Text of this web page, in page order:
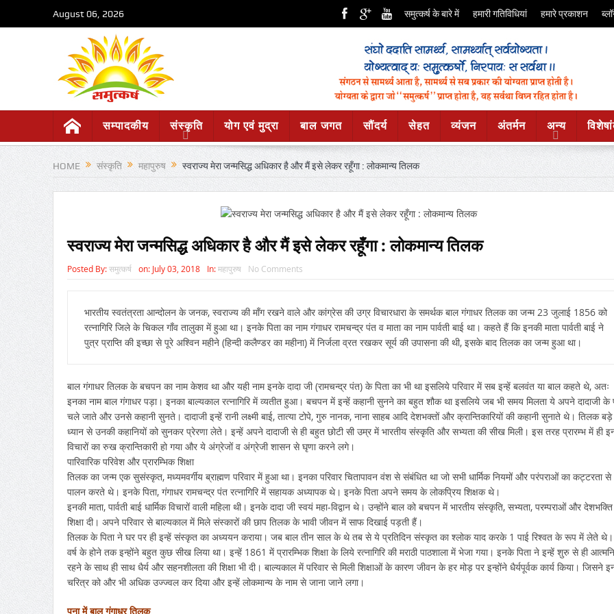
August 06, 2026 समुत्कर्ष के बारे में हमारी गतिविधियां हमारे प्रकाशन
सम्पादकीय संस्कृति योग एवं मुद्रा बाल जगत सौंदर्य सेहत व्यंजन अंतर्मन अन्य
HOME संस्कृति महापुरुष स्वराज्य मेरा जन्मसिद्ध अधिकार है और मैं इसे लेकर रहूँगा : लोकमान्य तिलक
स्वराज्य मेरा जन्मसिद्ध अधिकार है और मैं इसे लेकर रहूँगा : लोकमान्य तिलक
Posted By:समुत्कर्ष on: July 03, 2018 In:महापुरुष No Comments
भारतीय स्वतंत्रता आन्दोलन के जनक, स्वराज्य की माँग रखने वाले और कांग्रेस की उग्र विचारधारा के समर्थक बाल गंगाधर तिलक का जन्म 23 जुलाई 1856 को
रत्नागिरि जिले के चिकल गाँव तालुका में हुआ था। इनके पिता का नाम गंगाधर रामचन्द्र पंत व माता का नाम पार्वती बाई था। कहते हैं कि इनकी माता पार्वती बाई ने
पुत्र प्राप्ति की इच्छा से पूरे अश्विन महीने (हिन्दी कलैण्डर का महीना) में निर्जला व्रत रखकर सूर्य की उपासना की थी, इसके बाद तिलक का जन्म हुआ था।
बाल गंगाधर तिलक के बचपन का नाम केशव था और यही नाम इनके दादा जी (रामचन्द्र पंत) के पिता का भी था इसलिये परिवार में सब इन्हें बलवंत या बाल कहते थे, अतः
इनका नाम बाल गंगाधर पड़ा। इनका बाल्यकाल रत्नागिरि में व्यतीत हुआ। बचपन में इन्हें कहानी सुनने का बहुत शौक था इसलिये जब भी समय मिलता ये अपने दादाजी के
चले जाते और उनसे कहानी सुनते। दादाजी इन्हें रानी लक्ष्मी बाई, तात्या टोपे, गुरु नानक, नाना साहब आदि देशभक्तों और क्रान्तिकारियों की कहानी सुनाते थे। तिलक बड़े
ध्यान से उनकी कहानियों को सुनकर प्रेरणा लेते। इन्हें अपने दादाजी से ही बहुत छोटी सी उम्र में भारतीय संस्कृति और सभ्यता की सीख मिली। इस तरह प्रारम्भ में ही
विचारों का रुख क्रान्तिकारी हो गया और ये अंग्रेजों व अंग्रेजी शासन से घृणा करने लगे।
पारिवारिक परिवेश और प्रारम्भिक शिक्षा
तिलक का जन्म एक सुसंस्कृत, मध्यमवर्गीय ब्राह्मण परिवार में हुआ था। इनका परिवार चितापावन वंश से संबंधित था जो सभी धार्मिक नियमों और परंपराओं का कट्टरता से
पालन करते थे। इनके पिता, गंगाधर रामचन्द्र पंत रत्नागिरि में सहायक अध्यापक थे। इनके पिता अपने समय के लोकप्रिय शिक्षक थे।
इनकी माता, पार्वती बाई धार्मिक विचारों वाली महिला थी। इनके दादा जी स्वयं महा-विद्वान थे। उन्होंने बाल को बचपन में भारतीय संस्कृति, सभ्यता, परम्पराओं और
शिक्षा दी। अपने परिवार से बाल्यकाल में मिले संस्कारों की छाप तिलक के भावी जीवन में साफ दिखाई पड़ती हैं।
तिलक के पिता ने घर पर ही इन्हें संस्कृत का अध्ययन कराया। जब बाल तीन साल के थे तब से ये प्रतिदिन संस्कृत का श्लोक याद करके 1 पाई रिश्वत के रूप में लेते थे।
वर्ष के होने तक इन्होंने बहुत कुछ सीख लिया था। इन्हें 1861 में प्रारम्भिक शिक्षा के लिये रत्नागिरि की मराठी पाठशाला में भेजा गया। इनके पिता ने इन्हें शुरु से ही
रहने के साथ ही साथ धैर्य और सहनशीलता की शिक्षा भी दी। बाल्यकाल में परिवार से मिली शिक्षाओं के कारण जीवन के हर मोड़ पर इन्होंने धैर्यपूर्वक कार्य किया। जिसने
चरित्र को और भी अधिक उज्ज्वल कर दिया और इन्हें लोकमान्य के नाम से जाना जाने लगा।
पूना में बाल गंगाधर तिलक
सत्यशोधक समाज के आकांक्षी थे महात्मा
ज्योतिराव गोविंदराव फुले
लज्जावान और निर्लज्ज